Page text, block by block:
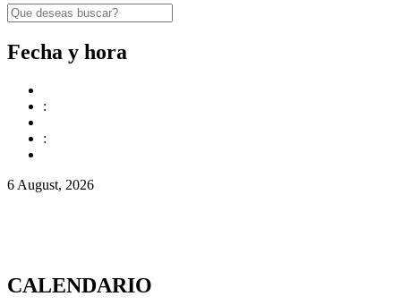
Fecha y hora
:
:
6 August, 2026
CALENDARIO